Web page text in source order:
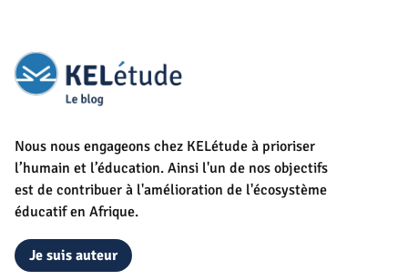
Nous nous engageons chez KELétude à prioriser
l’humain et l’éducation. Ainsi l'un de nos objectifs
est de contribuer à l'amélioration de l'écosystème
éducatif en Afrique.
Je suis auteur